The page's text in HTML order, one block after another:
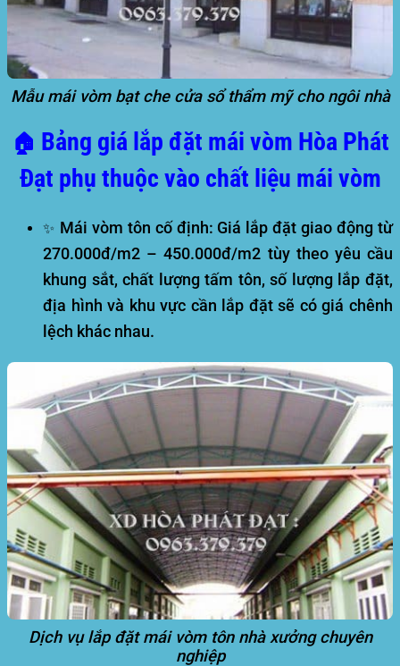
Mẫu mái vòm bạt che cửa sổ thẩm mỹ cho ngôi nhà
🏠 Bảng giá lắp đặt mái vòm Hòa Phát
Đạt phụ thuộc vào chất liệu mái vòm
✨ Mái vòm tôn cố định: Giá lắp đặt giao động từ
270.000đ/m2 – 450.000đ/m2 tùy theo yêu cầu
khung sắt, chất lượng tấm tôn, số lượng lắp đặt,
địa hình và khu vực cần lắp đặt sẽ có giá chênh
lệch khác nhau.
Dịch vụ lắp đặt mái vòm tôn nhà xưởng chuyên
nghiệp